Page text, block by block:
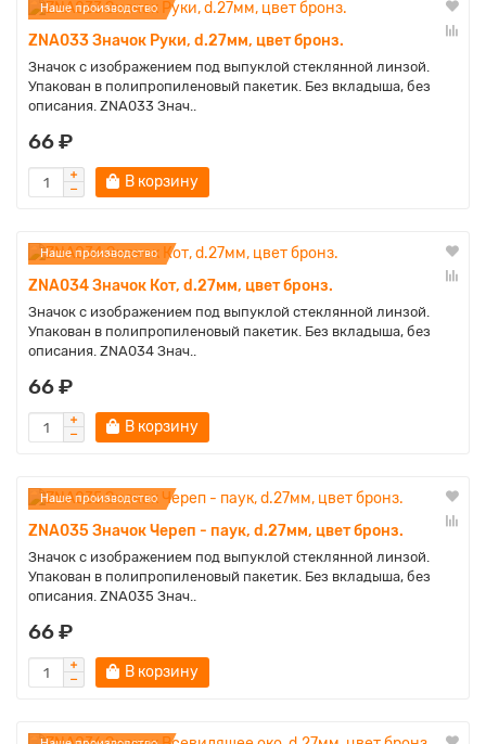
Наше производство
ZNA033 Значок Руки, d.27мм, цвет бронз.
Значок с изображением под выпуклой стеклянной линзой.
Упакован в полипропиленовый пакетик. Без вкладыша, без
описания. ZNA033 Знач..
66 ₽
В корзину
Наше производство
ZNA034 Значок Кот, d.27мм, цвет бронз.
Значок с изображением под выпуклой стеклянной линзой.
Упакован в полипропиленовый пакетик. Без вкладыша, без
описания. ZNA034 Знач..
66 ₽
В корзину
Наше производство
ZNA035 Значок Череп - паук, d.27мм, цвет бронз.
Значок с изображением под выпуклой стеклянной линзой.
Упакован в полипропиленовый пакетик. Без вкладыша, без
описания. ZNA035 Знач..
66 ₽
В корзину